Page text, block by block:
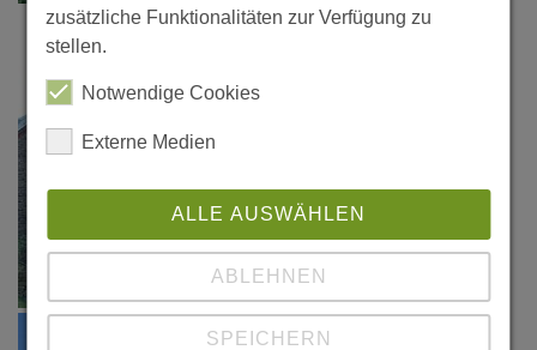
zusätzliche Funktionalitäten zur Verfügung zu
stellen.
Notwendige Cookies
Externe Medien
ALLE AUSWÄHLEN
ABLEHNEN
SPEICHERN